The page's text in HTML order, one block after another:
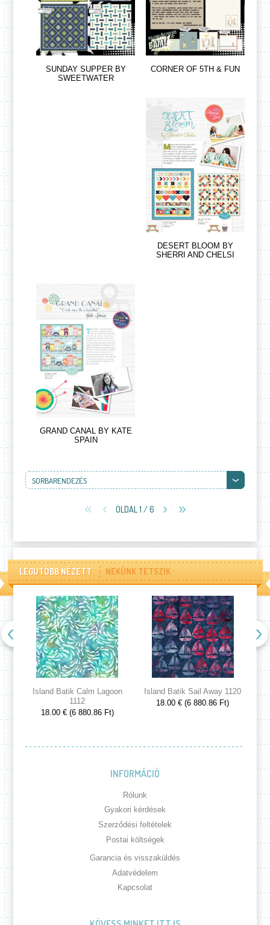
SUNDAY SUPPER BY
SWEETWATER
CORNER OF 5TH & FUN
DESERT BLOOM BY
SHERRI AND CHELSI
GRAND CANAL BY KATE
SPAIN
SORBARENDEZÉS
OLDAL 1 / 6
LEGUTÓBB NÉZETT NEKÜNK TETSZIK
Island Batik Calm Lagoon
1112
18.00 € (6 880.86 Ft)
Island Batik Sail Away 1120
18.00 € (6 880.86 Ft)
INFORMÁCIÓ
Rólunk
Gyakori kérdések
Szerződési feltételek
Postai költségek
Garancia és visszaküldés
Adatvédelem
Kapcsolat